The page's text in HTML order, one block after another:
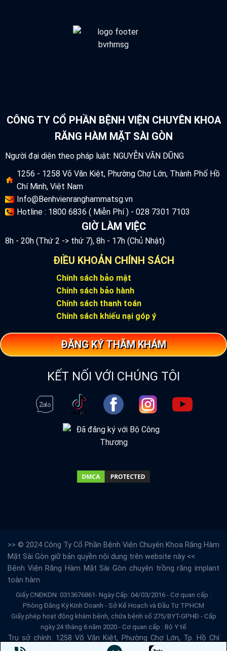
CÔNG TY CỔ PHẦN BỆNH VIỆN CHUYÊN KHOA
RĂNG HÀM MẶT SÀI GÒN
Người đại diện theo pháp luật: NGUYỄN VĂN DŨNG
1256 - 1258 Võ Văn Kiệt, Phường Chợ Lớn, Thành Phố Hồ
Chí Minh, Việt Nam
Info@Benhvienranghammatsg.vn
Hotline : 1800 6836 ( Miễn Phí ) - 028 7301 7103
GIỜ LÀM VIỆC
8h - 20h (Thứ 2 -> thứ 7), 8h - 17h (Chủ Nhật)
ĐIỀU KHOẢN CHÍNH SÁCH
Chính sách bảo mật
Chính sách bảo hành
Chính sách thanh toán
Chính sách khiếu nại góp ý
ĐĂNG KÝ THĂM KHÁM
KẾT NỐI VỚI CHÚNG TÔI
>> © 2024 Công Ty Cổ Phần Bệnh Viện Chuyên Khoa Răng Hàm
Mặt Sài Gòn giữ bản quyền nội dung trên website này <<
Bệnh Viện Răng Hàm Mặt Sài Gòn chuyên trồng răng implant
toàn hàm
Giấy CNĐKDN: 0313676861- Ngày Cấp: 04/03/2016 - Cơ quan cấp :
Phòng Đăng Ký Kinh Doanh - Sở Kế Hoạch và Đầu Tư TPHCM
Giấy phép hoạt động khám bệnh, chữa bệnh số 275/BYT-GPHĐ - Cấp
ngày 24 tháng 6 năm 2020 - Cơ quan cấp : Bộ Y tế
Trụ sở chính: 1258 Võ Văn Kiệt, Phường Chợ Lớn, Tp. Hồ Chí